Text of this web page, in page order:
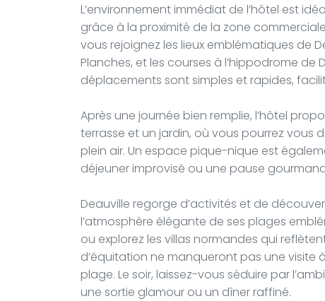
L’environnement immédiat de l’hôtel est
grâce à la proximité de la zone
vous rejoignez les lieux emblématiques de
Planches, et les courses à l’hippodrome de
déplacements sont simples et rapides,
Après une journée bien remplie, l’hôtel
terrasse et un jardin, où vous pourrez
plein air. Un espace pique-nique est
déjeuner improvisé ou une pause
Deauville regorge d’activités et de
l’atmosphère élégante de ses plages
ou explorez les villas normandes qui
d’équitation ne manqueront pas une visite
plage. Le soir, laissez-vous séduire par
une sortie glamour ou un dîner raffiné.